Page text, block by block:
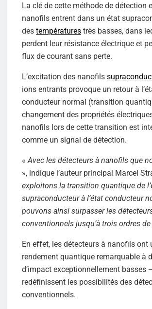
La clé de cette méthode de détection
nanofils entrent dans un état
des températures très basses, dans
perdent leur résistance électrique et
flux de courant sans perte.
L’excitation des nanofils
ions entrants provoque un retour à
conducteur normal (transition
changement des propriétés
nanofils lors de cette transition est
comme un signal de détection.
«Avec les détecteurs à nanofils que
», indique l’auteur principal Marcel
exploitons la transition quantique de
supraconducteur à l’état conducteur
pouvons ainsi surpasser les
conventionnels jusqu’à trois ordres
En effet, les détecteurs à nanofils ont
rendement quantique remarquable à
d’impact exceptionnellement basses
redéfinissent les possibilités des
conventionnels.